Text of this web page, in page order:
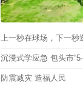
上一秒在球场，下一秒
沉浸式学应急 包头市
防震减灾 造福人民